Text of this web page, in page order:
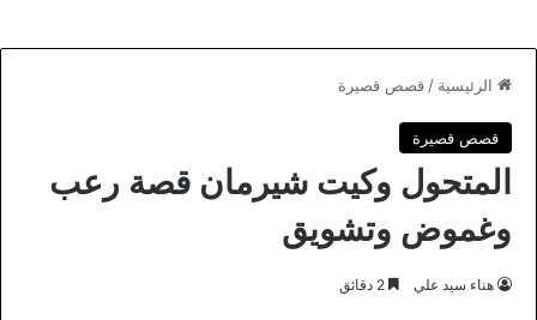
الرئيسية / قصص قصيرة
قصص قصيرة
المتحول وكيت شيرمان قصة رعب
وغموض وتشويق
هناء سيد علي